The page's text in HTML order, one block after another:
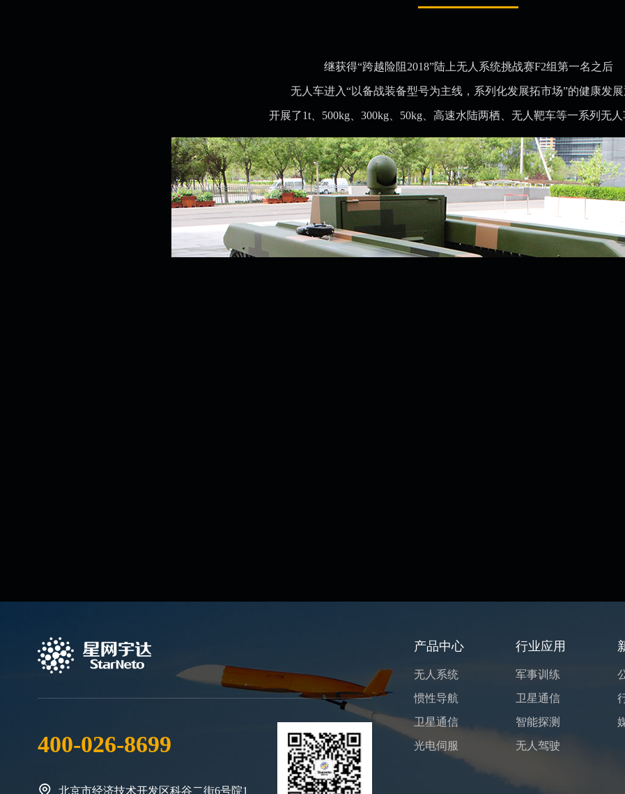
继获得“跨越险阻2018”陆上无人系统挑战赛F2组第一名之后
无人车进入“以备战装备型号为主线，系列化发展拓市场”的健康发
开展了1t、500kg、300kg、50kg、高速水陆两栖、无人靶车等一系列无人
400-026-8699
北京市经济技术开发区科谷二街6号院1
产品中心
无人系统
惯性导航
卫星通信
光电伺服
行业应用
军事训练
卫星通信
智能探测
无人驾驶